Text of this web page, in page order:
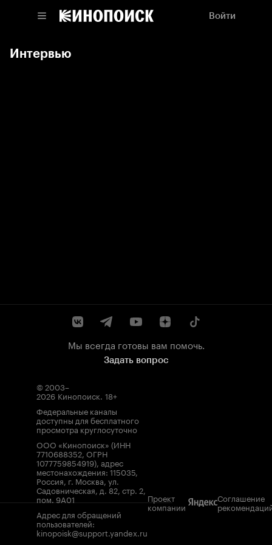
Войти
Интервью
Мы всегда готовы вам помочь.
Задать вопрос
© 2003–
2026 Кинопоиск. 18+
Федеральные каналы
доступны для бесплатного
просмотра круглосуточно
ООО «Кинопоиск» (ИНН
7710688352, ОГРН
1077759854919), адрес
местонахождения: 115035,
Россия, г. Москва, ул.
Садовническая, д. 82, стр. 2,
пом. 9А01
Адрес для обращений
пользователей:
kinopoisk@support.yandex.ru
Проект
компании
Соглашение